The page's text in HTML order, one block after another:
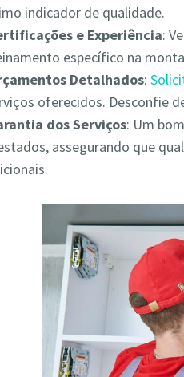
indicador de qualidade.
e Experiência:
específico na
Detalhados:
oferecidos. Desconfie
dos Serviços: Um
assegurando que